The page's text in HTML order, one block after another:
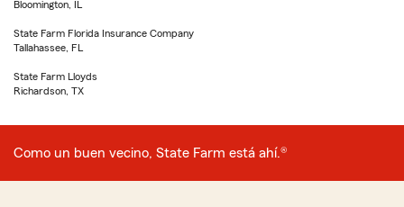
Bloomington, IL
State Farm Florida Insurance Company
Tallahassee, FL
State Farm Lloyds
Richardson, TX
Como un buen vecino, State Farm está ahí.®